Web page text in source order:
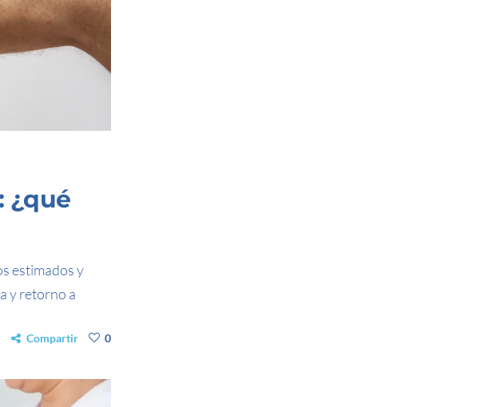
¿qué
estimados y
y retorno a
Compartir 0